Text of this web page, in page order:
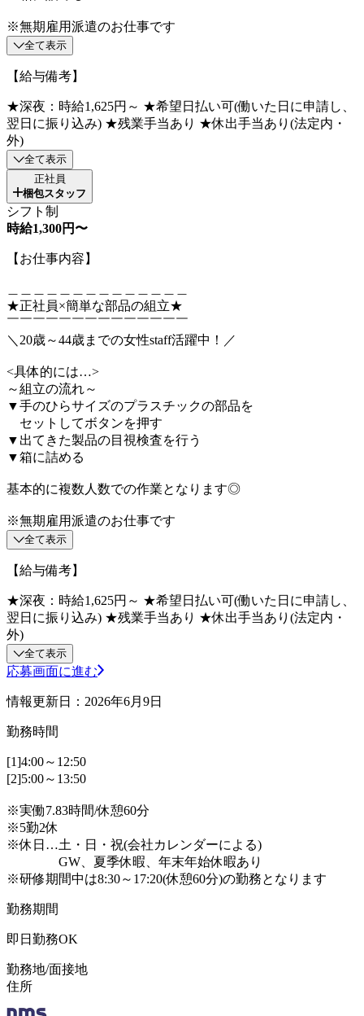
※無期雇用派遣のお仕事です
全て表示
【給与備考】
★深夜：時給1,625円～ ★希望日払い可(働いた日に申請し、
翌日に振り込み) ★残業手当あり ★休出手当あり(法定内・
外)
全て表示
正社員
梱包スタッフ
シフト制
時給1,300円〜
【お仕事内容】
★正社員×簡単な部品の組立★
￣￣￣￣￣￣￣￣￣￣￣￣￣￣
＼20歳～44歳までの女性staff活躍中！／
<具体的には…>
～組立の流れ～
▼手のひらサイズのプラスチックの部品を
セットしてボタンを押す
▼出てきた製品の目視検査を行う
▼箱に詰める
基本的に複数人数での作業となります◎
※無期雇用派遣のお仕事です
全て表示
【給与備考】
★深夜：時給1,625円～ ★希望日払い可(働いた日に申請し、
翌日に振り込み) ★残業手当あり ★休出手当あり(法定内・
外)
全て表示
応募画面に進む
情報更新日：2026年6月9日
勤務時間
[1]4:00～12:50
[2]5:00～13:50
※実働7.83時間/休憩60分
※5勤2休
※休日…土・日・祝(会社カレンダーによる)
GW、夏季休暇、年末年始休暇あり
※研修期間中は8:30～17:20(休憩60分)の勤務となります
勤務期間
即日勤務OK
勤務地/面接地
住所